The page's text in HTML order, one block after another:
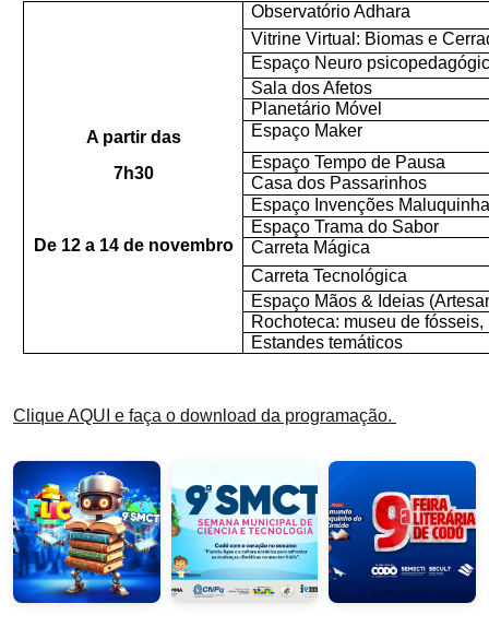
A partir das
7h30
De 12 a 14 de novembro
Observatório Adhara
Vitrine Virtual: Biomas e
Espaço Neuro
Sala dos Afetos
Planetário Móvel
Espaço Maker
Espaço Tempo de Pausa
Casa dos Passarinhos
Espaço Invenções
Espaço Trama do Sabor
Carreta Mágica
Carreta Tecnológica
Espaço Mãos & Ideias
Rochoteca: museu de
Estandes temáticos
Clique AQUI e faça o download da programação.